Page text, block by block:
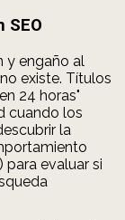
SEO
y engaño al
existe. Títulos
24 horas"
cuando los
la
evaluar si